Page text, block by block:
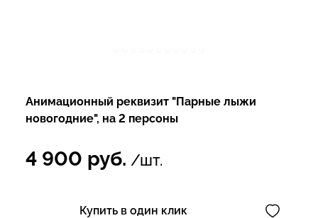
Анимационный реквизит "Парные лыжи
новогодние", на 2 персоны
4 900 руб. /шт.
Купить в один клик